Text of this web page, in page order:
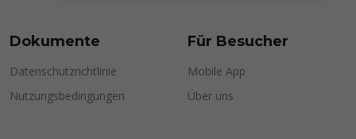
Dokumente
Datenschutzrichtlinie
Nutzungsbedingungen
Für Besucher
Mobile App
Über uns